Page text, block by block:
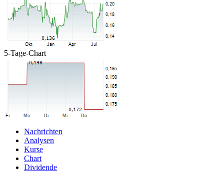
5-Tage-Chart
Nachrichten
Analysen
Kurse
Chart
Dividende